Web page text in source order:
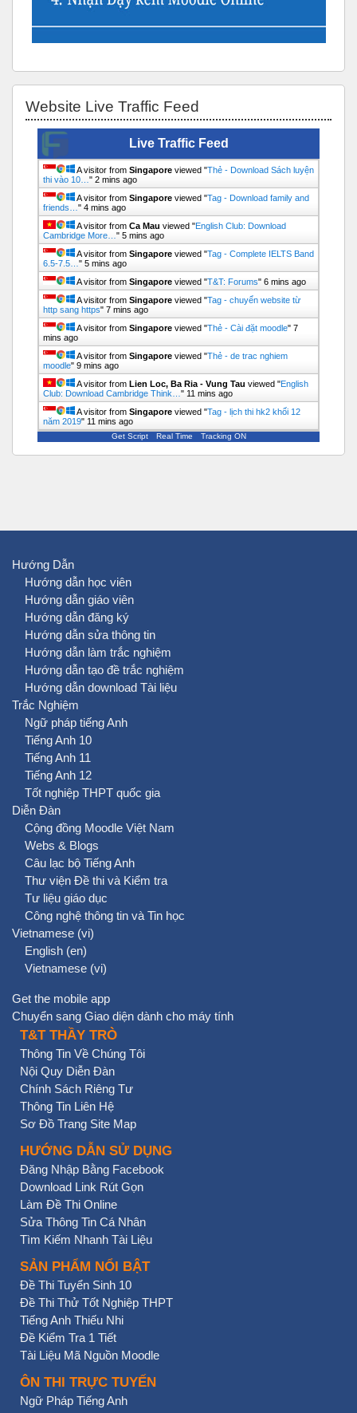
Website Live Traffic Feed
Live Traffic Feed
A visitor from Singapore viewed "Thẻ - Download Sách luyện
thi vào 10… " 2 mins ago
A visitor from Singapore viewed "Tag - Download family and
friends… " 4 mins ago
A visitor from Ca Mau viewed "English Club: Download
Cambridge More… " 5 mins ago
A visitor from Singapore viewed "Tag - Complete IELTS Band
6.5-7.5… " 5 mins ago
A visitor from Singapore viewed "T&T: Forums" 6 mins ago
A visitor from Singapore viewed "Tag - chuyển website từ
http sang https" 7 mins ago
A visitor from Singapore viewed "Thẻ - Cài đặt moodle" 7
mins ago
A visitor from Singapore viewed "Thẻ - de trac nghiem
moodle" 9 mins ago
A visitor from Lien Loc, Ba Ria - Vung Tau viewed "English
Club: Download Cambridge Think… " 11 mins ago
A visitor from Singapore viewed "Tag - lịch thi hk2 khối 12
năm 2019" 11 mins ago
Get Script Real Time Tracking ON
Hướng Dẫn
Hướng dẫn học viên
Hướng dẫn giáo viên
Hướng dẫn đăng ký
Hướng dẫn sửa thông tin
Hướng dẫn làm trắc nghiệm
Hướng dẫn tạo đề trắc nghiệm
Hướng dẫn download Tài liệu
Trắc Nghiệm
Ngữ pháp tiếng Anh
Tiếng Anh 10
Tiếng Anh 11
Tiếng Anh 12
Tốt nghiệp THPT quốc gia
Diễn Đàn
Cộng đồng Moodle Việt Nam
Webs & Blogs
Câu lạc bộ Tiếng Anh
Thư viện Đề thi và Kiểm tra
Tư liệu giáo dục
Công nghệ thông tin và Tin học
Vietnamese ‎(vi)‎
English ‎(en)‎
Vietnamese ‎(vi)‎
Get the mobile app
Chuyển sang Giao diện dành cho máy tính
T&T THẦY TRÒ
Thông Tin Về Chúng Tôi
Nội Quy Diễn Đàn
Chính Sách Riêng Tư
Thông Tin Liên Hệ
Sơ Đồ Trang Site Map
HƯỚNG DẪN SỬ DỤNG
Đăng Nhập Bằng Facebook
Download Link Rút Gọn
Làm Đề Thi Online
Sửa Thông Tin Cá Nhân
Tìm Kiếm Nhanh Tài Liệu
SẢN PHẨM NỔI BẬT
Đề Thi Tuyển Sinh 10
Đề Thi Thử Tốt Nghiệp THPT
Tiếng Anh Thiếu Nhi
Đề Kiểm Tra 1 Tiết
Tài Liệu Mã Nguồn Moodle
ÔN THI TRỰC TUYẾN
Ngữ Pháp Tiếng Anh